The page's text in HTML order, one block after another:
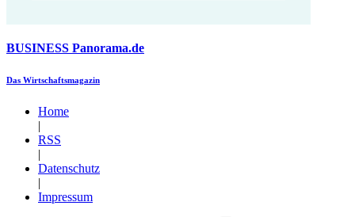
BUSINESS Panorama.de
Das Wirtschaftsmagazin
Home
|
RSS
|
Datenschutz
|
Impressum